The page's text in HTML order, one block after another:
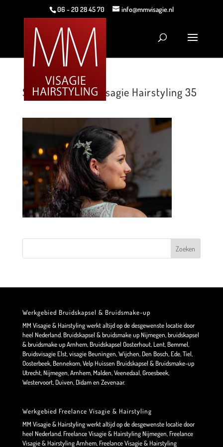
06 - 20 28 45 70 info@mmvisagie.nl
Style shoot MM Visagie Hairstyling 35
Werkgebied Bruidskapsel & Bruidsmake-up
MM Visagie & Hairstyling werkt altijd op de desgewenste locatie door
heel Nederland. Bruidskapsel & bruidsmake up Nijmegen, bruidskapsel
& bruidsmake up Arnhem, Bruidskapsel Oosterhout, Lent, Bemmel,
Bruidsvisagie Elst, visagie Beuningen, Wijchen, Den Bosch, Ede, Tiel,
Oosterbeek, Bennekom, Velp Huissen Bruidskapsel & Bruidsmake-up
Utrecht, Nijmegen, Arnhem, Malden, Veenedaal, Groesbeek,
Westervoort, Duiven, Didam en Zevenaar.
Werkgebied Freelance Visagie & Hairstyling
MM Visagie & Hairstyling werkt altijd op de desgewenste locatie door
heel Nederland. Freelance Visagie & Hairstyling Nijmegen, Freelance
Visagie & Hairstyling Arnhem, Freelance Visagie & Hairstyling